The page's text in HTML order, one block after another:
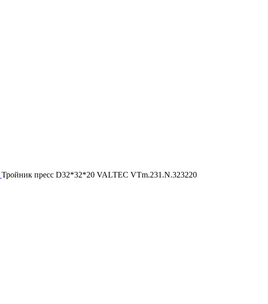
Тройник пресс D32*32*20 VALTEC VTm.231.N.323220